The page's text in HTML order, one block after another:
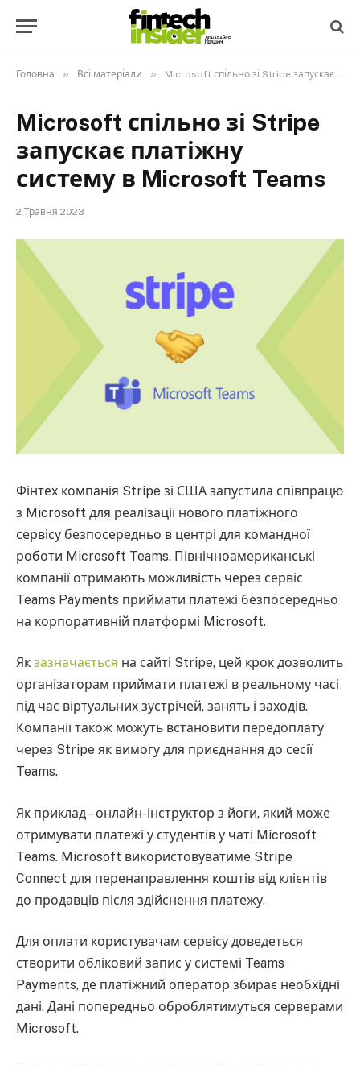
Головна » Всі матеріали » Microsoft спільно зі Stripe запускає платіжну систему в Microsoft Teams
Microsoft спільно зі Stripe
запускає платіжну
систему в Microsoft Teams
2 Травня 2023
Фінтех компанія Stripe зі США запустила співпрацю
з Microsoft для реалізації нового платіжного
сервісу безпосередньо в центрі для командної
роботи Microsoft Teams. Північноамериканські
компанії отримають можливість через сервіс
Teams Payments приймати платежі безпосередньо
на корпоративній платформі Microsoft.
Як зазначається на сайті Stripe, цей крок дозволить
організаторам приймати платежі в реальному часі
під час віртуальних зустрічей, занять і заходів.
Компанії також можуть встановити передоплату
через Stripe як вимогу для приєднання до сесії
Teams.
Як приклад – онлайн-інструктор з йоги, який може
отримувати платежі у студентів у чаті Microsoft
Teams. Microsoft використовуватиме Stripe
Connect для перенаправлення коштів від клієнтів
до продавців після здійснення платежу.
Для оплати користувачам сервісу доведеться
створити обліковий запис у системі Teams
Payments, де платіжний оператор збирає необхідні
дані. Дані попередньо оброблятимуться серверами
Microsoft.